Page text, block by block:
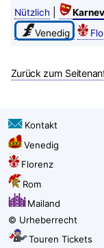
Nützlich
Venedig
Zurück zum
Kontakt
Venedig
Florenz
Rom
Mailand
© Urheberrecht
Touren Tickets